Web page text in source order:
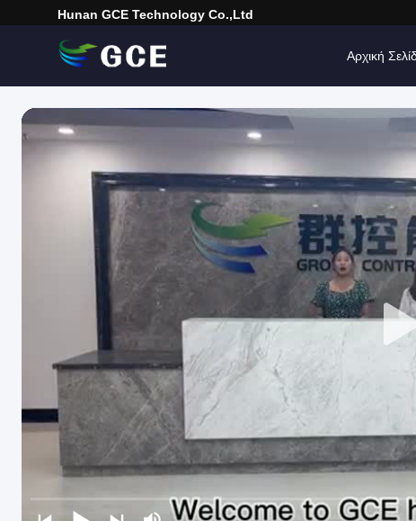
Hunan GCE Technology Co.,Ltd
Αρχική